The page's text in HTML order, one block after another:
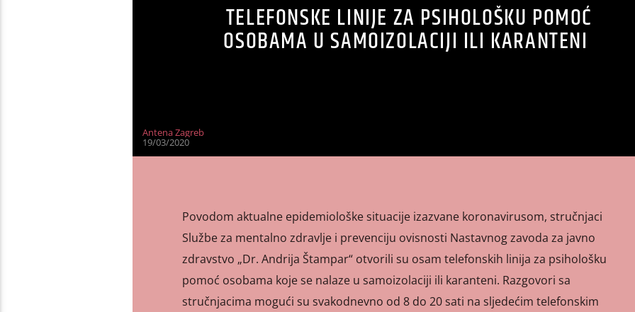
TELEFONSKE LINIJE ZA PSIHOLOŠKU POMOĆ
OSOBAMA U SAMOIZOLACIJI ILI KARANTENI
Antena Zagreb
19/03/2020
Povodom aktualne epidemiološke situacije izazvane koronavirusom, stručnjaci
Službe za mentalno zdravlje i prevenciju ovisnosti Nastavnog zavoda za javno
zdravstvo „Dr. Andrija Štampar“ otvorili su osam telefonskih linija za psihološku
pomoć osobama koje se nalaze u samoizolaciji ili karanteni. Razgovori sa
stručnjacima mogući su svakodnevno od 8 do 20 sati na sljedećim telefonskim